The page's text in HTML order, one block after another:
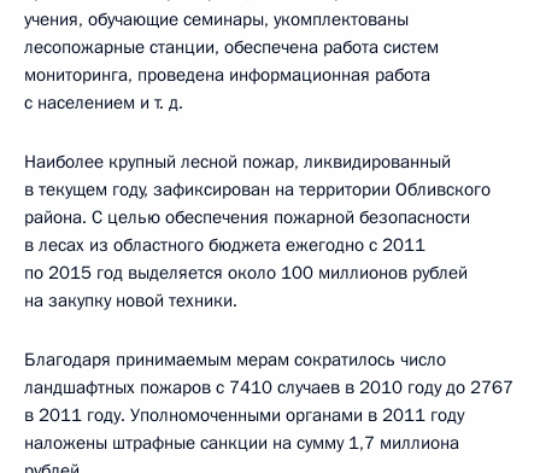
учения, обучающие семинары, укомплектованы
лесопожарные станции, обеспечена работа систем
мониторинга, проведена информационная работа
с населением и т. д.
Наиболее крупный лесной пожар, ликвидированный
в текущем году, зафиксирован на территории Обливского
района. С целью обеспечения пожарной безопасности
в лесах из областного бюджета ежегодно с 2011
по 2015 год выделяется около 100 миллионов рублей
на закупку новой техники.
Благодаря принимаемым мерам сократилось число
ландшафтных пожаров с 7410 случаев в 2010 году до 2767
в 2011 году. Уполномоченными органами в 2011 году
наложены штрафные санкции на сумму 1,7 миллиона